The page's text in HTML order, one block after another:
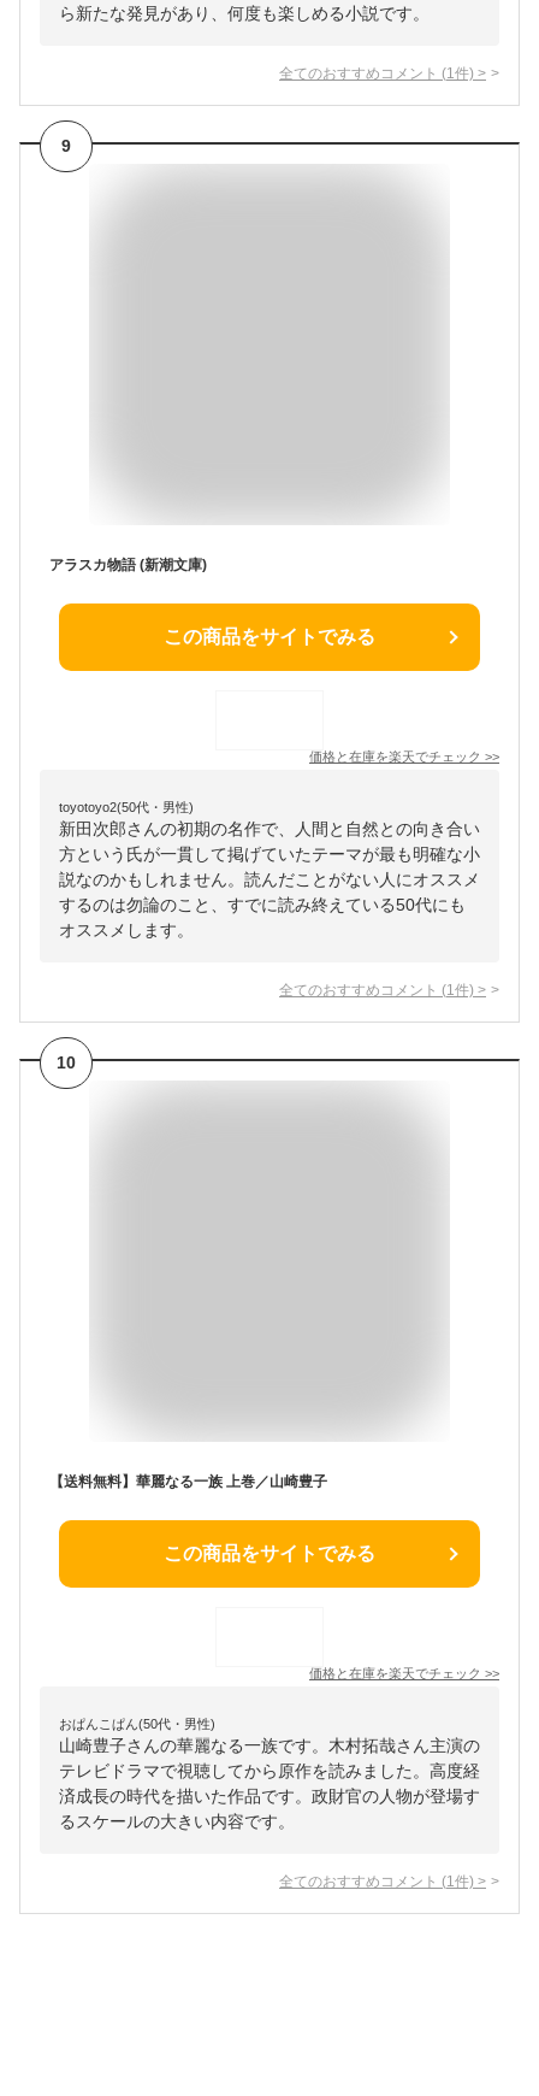
ら新たな発見があり、何度も楽しめる小説です。
全てのおすすめコメント (1 件) >
9
アラスカ物語 (新潮文庫)
この商品をサイトでみる
価格と在庫を楽天でチェック >>
toyotoyo2(50代・男性)
新田次郎さんの初期の名作で、人間と自然との向き合い
方という氏が一貫して掲げていたテーマが最も明確な小
説なのかもしれません。読んだことがない人にオススメ
するのは勿論のこと、すでに読み終えている50代にも
オススメします。
全てのおすすめコメント (1 件) >
10
【送料無料】華麗なる一族 上巻／山崎豊子
この商品をサイトでみる
価格と在庫を楽天でチェック >>
おぱんこぱん(50代・男性)
山崎豊子さんの華麗なる一族です。木村拓哉さん主演の
テレビドラマで視聴してから原作を読みました。高度経
済成長の時代を描いた作品です。政財官の人物が登場す
るスケールの大きい内容です。
全てのおすすめコメント (1 件) >